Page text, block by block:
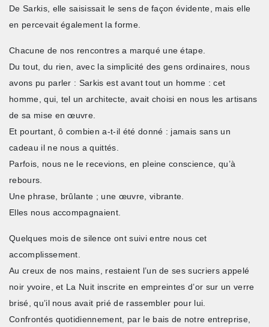
De Sarkis, elle saisissait le sens de façon évidente, mais elle
en percevait également la forme.
Chacune de nos rencontres a marqué une étape.
Du tout, du rien, avec la simplicité des gens ordinaires, nous
avons pu parler : Sarkis est avant tout un homme : cet
homme, qui, tel un architecte, avait choisi en nous les artisans
de sa mise en œuvre.
Et pourtant, ô combien a-t-il été donné : jamais sans un
cadeau il ne nous a quittés.
Parfois, nous ne le recevions, en pleine conscience, qu’à
rebours.
Une phrase, brûlante ; une œuvre, vibrante.
Elles nous accompagnaient.
Quelques mois de silence ont suivi entre nous cet
accomplissement.
Au creux de nos mains, restaient l’un de ses sucriers appelé
noir yvoire, et La Nuit inscrite en empreintes d’or sur un verre
brisé, qu’il nous avait prié de rassembler pour lui.
Confrontés quotidiennement, par le bais de notre entreprise,